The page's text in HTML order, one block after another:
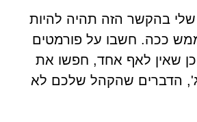
בהקשר הזה תהיה להיות
ממש ככה. חשבו על פורמטים
שאין לאף אחד, חפשו את
הדברים שהקהל שלכם לא